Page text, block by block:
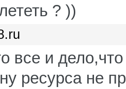
? ))
все и
ресурса не